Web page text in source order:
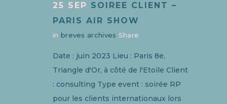
25 SEP SOIREE CLIENT –
PARIS AIR SHOW
in breves archives Share
Date : juin 2023 Lieu : Paris 8e,
Triangle d'Or, à côté de l'Etoile Client
: consulting Type event : soirée RP
pour les clients internationaux lors